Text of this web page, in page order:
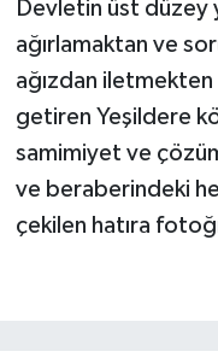
Devletin üst
ağırlamaktan ve
ağızdan
getiren Yeşildere
samimiyet ve
ve beraberindeki
çekilen hatıra